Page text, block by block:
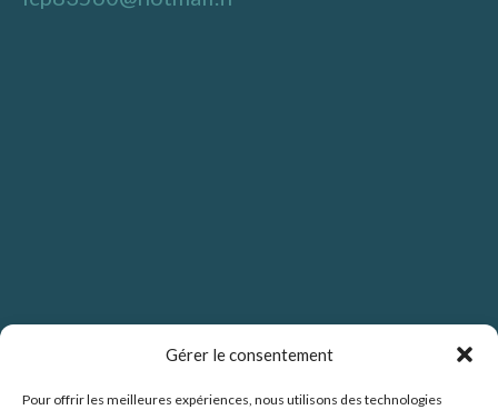
Gérer le consentement
Pour offrir les meilleures expériences, nous utilisons des technologies